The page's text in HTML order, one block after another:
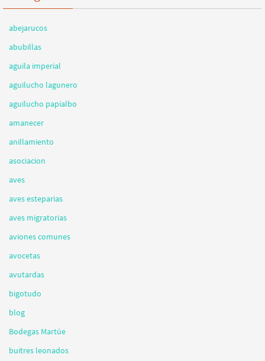
abejarucos
abubillas
aguila imperial
aguilucho lagunero
aguilucho papialbo
amanecer
anillamiento
asociacion
aves
aves esteparias
aves migratorias
aviones comunes
avocetas
avutardas
bigotudo
blog
Bodegas Martúe
buitres leonados